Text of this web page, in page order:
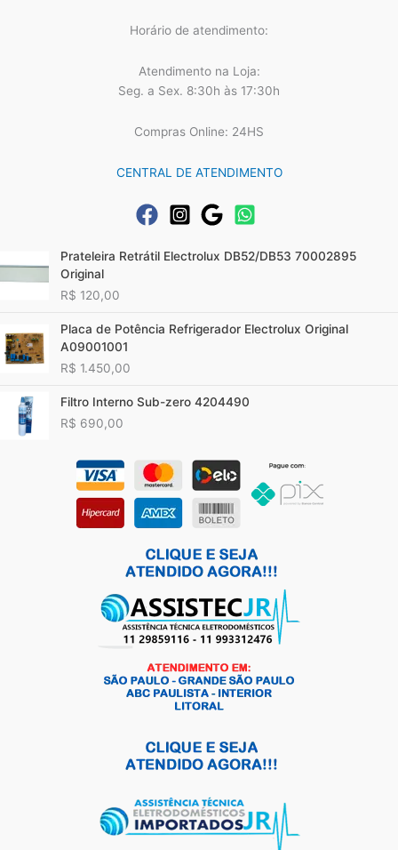
Horário de atendimento:
Atendimento na Loja:
Seg. a Sex. 8:30h às 17:30h
Compras Online: 24HS
CENTRAL DE ATENDIMENTO
Prateleira Retrátil Electrolux DB52/DB53 70002895
Original
R$ 120,00
Placa de Potência Refrigerador Electrolux Original
A09001001
R$ 1.450,00
Filtro Interno Sub-zero 4204490
R$ 690,00